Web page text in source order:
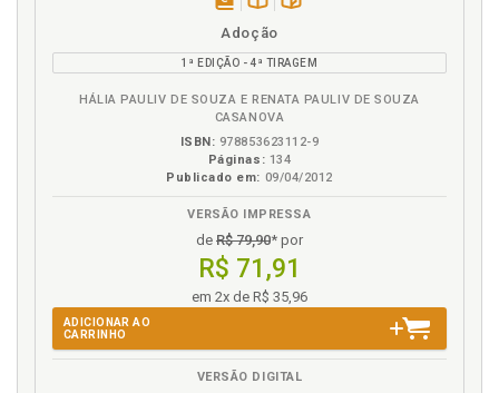
Sentimentos. Rol de alguns sentimentos mais
Sobrenome. Adotivo não é sobrenome, p. 54
Solução: papel dos pais, p. 89
Vida familiar. Início da vida familiar, p. 57
disponível
eBook
Disponível
na
B.V.
Adoção
1ª EDIÇÃO - 4ª TIRAGEM
HÁLIA PAULIV DE SOUZA E RENATA PAULIV DE SOUZA
CASANOVA
ISBN: 978853623112-9
Páginas: 134
Publicado em: 09/04/2012
VERSÃO IMPRESSA
de R$ 79,90* por
R$ 71,91
em 2x de R$ 35,96
ADICIONAR AO
CARRINHO
VERSÃO DIGITAL